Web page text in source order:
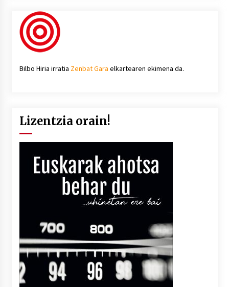
Bilbo Hiria irratia Zenbat Gara elkartearen ekimena da.
Lizentzia orain!